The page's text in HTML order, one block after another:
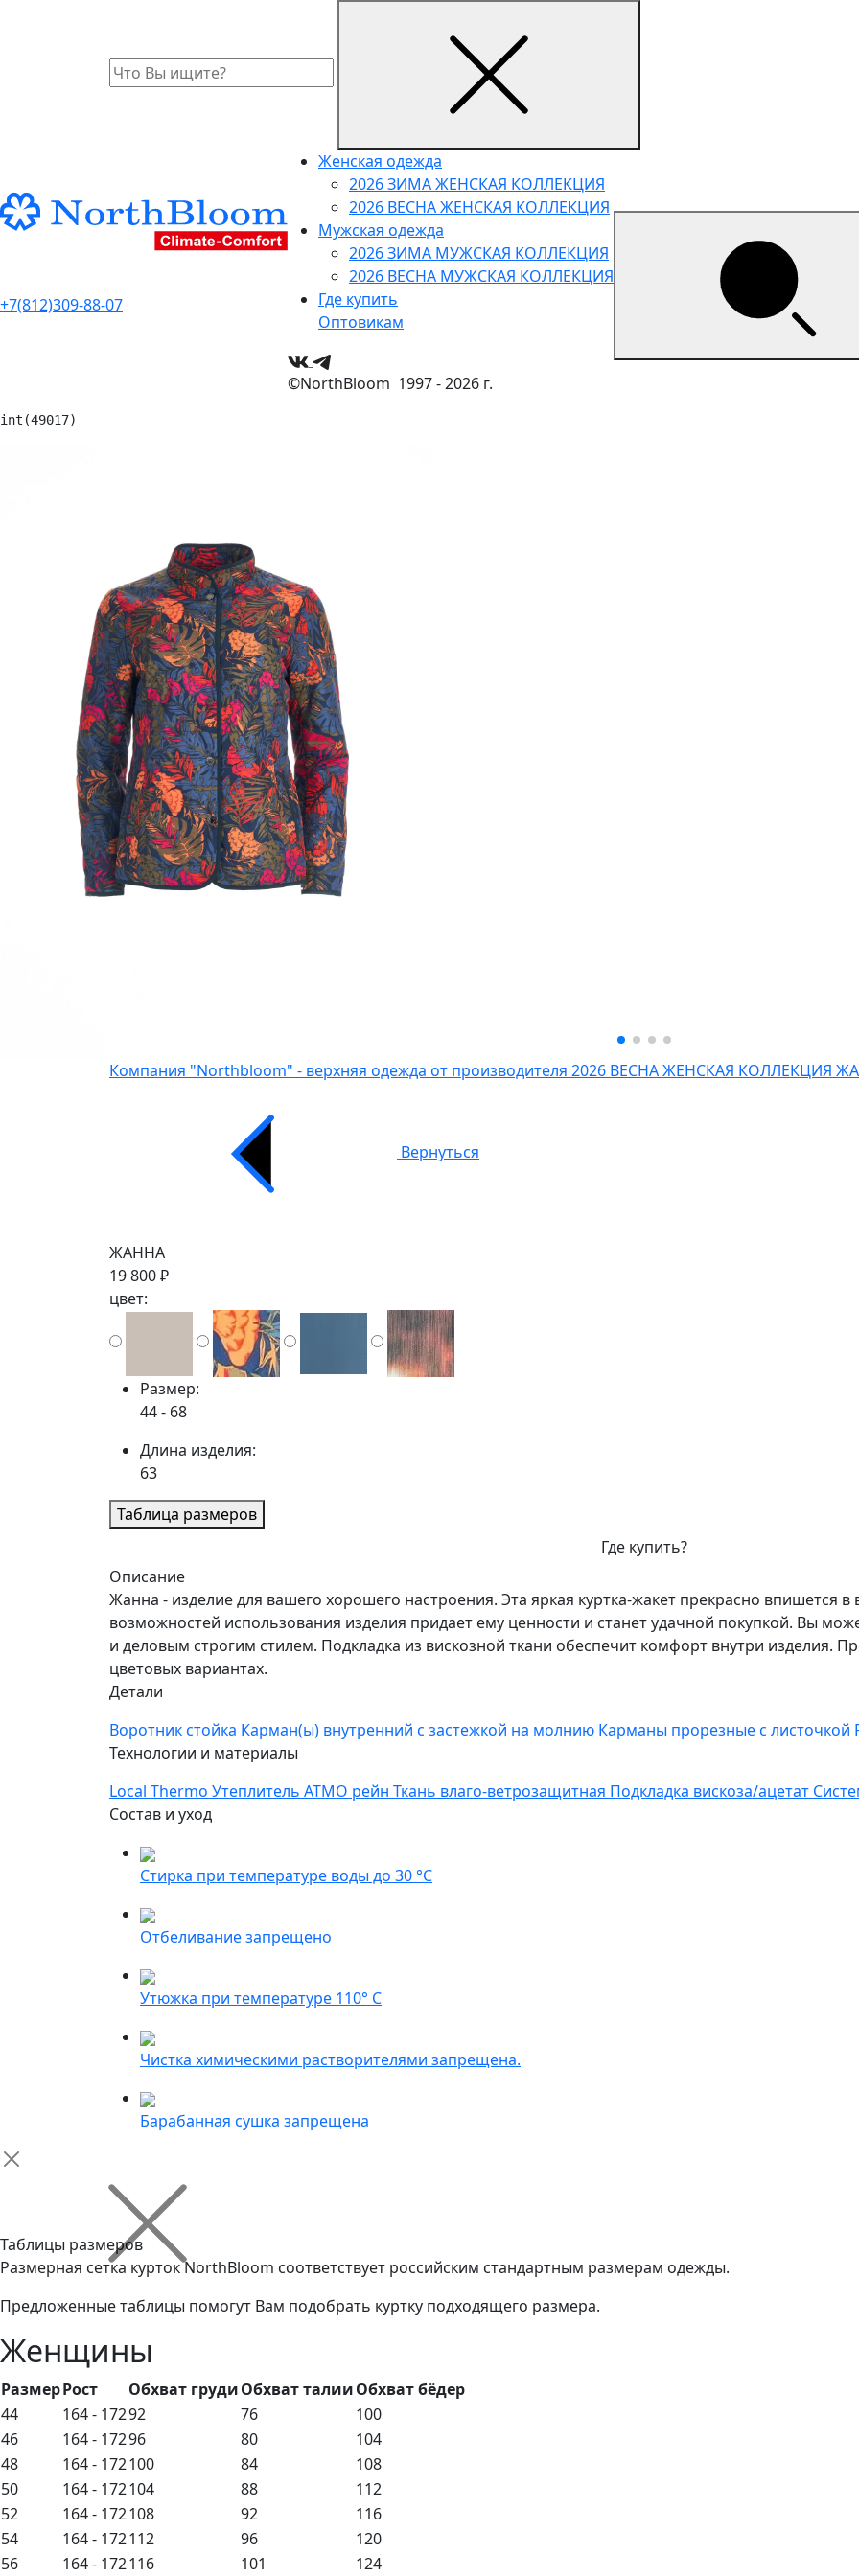
+7(812)309-88-07
Женская одежда
2026 ЗИМА ЖЕНСКАЯ КОЛЛЕКЦИЯ
2026 ВЕСНА ЖЕНСКАЯ КОЛЛЕКЦИЯ
Мужская одежда
2026 ЗИМА МУЖСКАЯ КОЛЛЕКЦИЯ
2026 ВЕСНА МУЖСКАЯ КОЛЛЕКЦИЯ
Где купить
Оптовикам
©NorthBloom 1997 - 2026 г.
Компания "Northbloom" - верхняя одежда от производителя 2026 ВЕСНА ЖЕНСКАЯ КОЛЛЕКЦИЯ
Вернуться
ЖАННА
19 800 ₽
цвет:
Размер:
44 - 68
Длина изделия:
63
Таблица размеров
Где купить?
Описание
Жанна - изделие для вашего хорошего настроения. Эта яркая куртка-жакет прекрасно впишется
возможностей использования изделия придает ему ценности и станет удачной покупкой. Вы
и деловым строгим стилем. Подкладка из вискозной ткани обеспечит комфорт внутри изделия.
цветовых вариантах.
Детали
Воротник стойка Карман(ы) внутренний с застежкой на молнию Карманы прорезные с листочкой
Технологии и материалы
Local Thermo Утеплитель АТМО рейн Ткань влаго-ветрозащитная Подкладка вискоза/ацетат
Состав и уход
Стирка при температуре воды до 30 °C
Отбеливание запрещено
Утюжка при температуре 110° С
Чистка химическими растворителями запрещена.
Барабанная сушка запрещена
Таблицы размеров
Размерная сетка курток NorthBloom соответствует российским стандартным размерам одежды.
Предложенные таблицы помогут Вам подобрать куртку подходящего размера.
Женщины
РазмерРост Обхват грудиОбхват талииОбхват бёдер
44
164 - 17292 76
100
46
164 - 17296 80
104
48
164 - 172100 84
108
50
164 - 172104 88
112
52
164 - 172108 92
116
54
164 - 172112 96
120
56
164 - 172116 101 124